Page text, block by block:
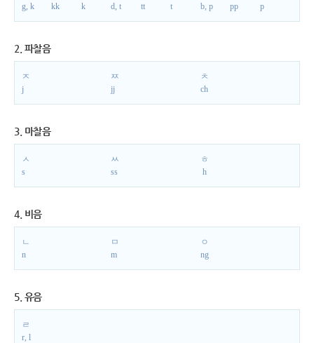
g, k
kk
k
d, t
tt
t
b, p
pp
p
2. 파찰음
ㅈ
j
ㅉ
jj
ㅊ
ch
3. 마찰음
ㅅ
s
ㅆ
ss
ㅎ
h
4. 비음
ㄴ
n
ㅁ
m
ㅇ
ng
5. 유음
ㄹ
r, l